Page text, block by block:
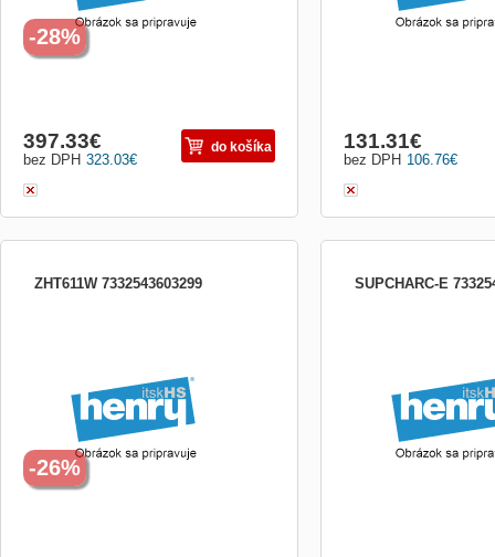
323.03€
bez DPH
397.33€ do košíka
-28%
106.76€
bez DPH
131.31€
ZHT611W 7332543603299
(m3 / h) max./min .: 210/120; Výkon (m3 /
h) intenzívny: Nie je; Hlučnosť (dB)
max./min .: 68/56; Hlučnosť (dB)
intenzívna: Nie je; Hob2Ho
-26%
SUPCHARC-E